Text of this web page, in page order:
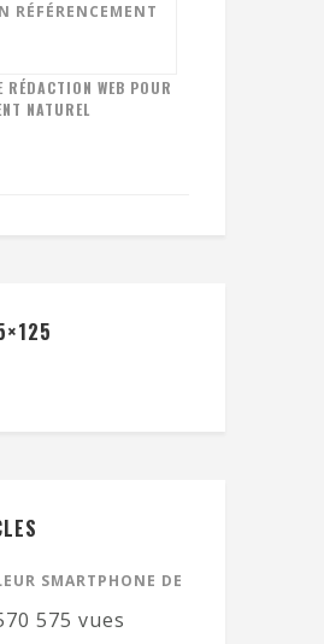
RÉDACTION WEB POUR
NATUREL
SMARTPHONE DE
575 vues